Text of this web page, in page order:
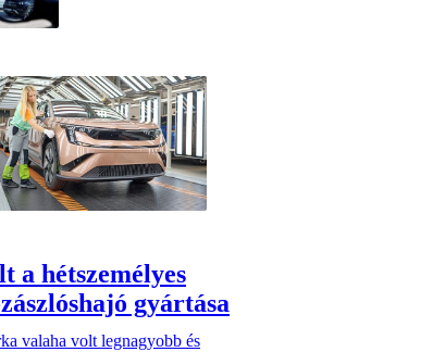
a hétszemélyes
gyártása
valaha volt legnagyobb és